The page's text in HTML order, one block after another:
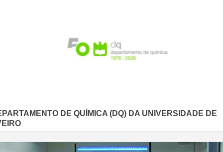
DE QUÍMICA (DQ) DA UNIVERSIDADE DE